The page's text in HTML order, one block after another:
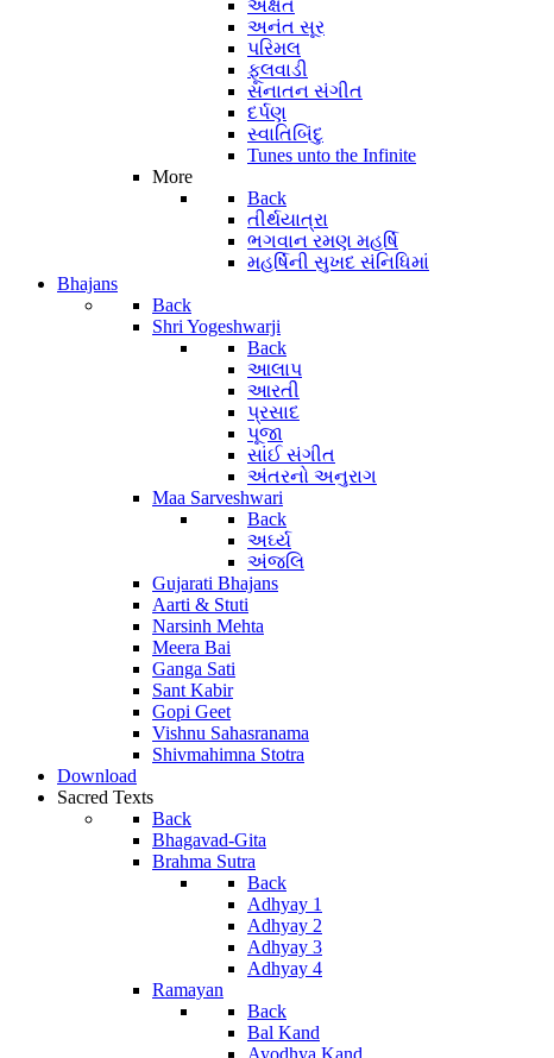
અક્ષત
અનંત સૂર
પરિમલ
ફૂલવાડી
સનાતન સંગીત
દર્પણ
સ્વાતિબિંદુ
Tunes unto the Infinite
More
Back
તીર્થયાત્રા
ભગવાન રમણ મહર્ષિ
મહર્ષિની સુખદ સંનિધિમાં
Bhajans
Back
Shri Yogeshwarji
Back
આલાપ
આરતી
પ્રસાદ
પૂજા
સાંઈ સંગીત
અંતરનો અનુરાગ
Maa Sarveshwari
Back
અર્ઘ્ય
અંજલિ
Gujarati Bhajans
Aarti & Stuti
Narsinh Mehta
Meera Bai
Ganga Sati
Sant Kabir
Gopi Geet
Vishnu Sahasranama
Shivmahimna Stotra
Download
Sacred Texts
Back
Bhagavad-Gita
Brahma Sutra
Back
Adhyay 1
Adhyay 2
Adhyay 3
Adhyay 4
Ramayan
Back
Bal Kand
Ayodhya Kand